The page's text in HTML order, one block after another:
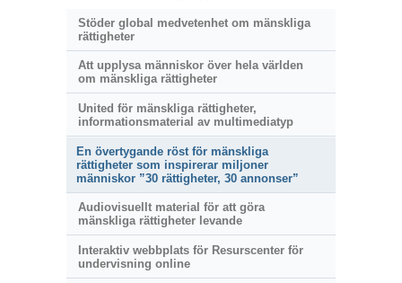
Stöder global medvetenhet om mänskliga
rättigheter
Att upplysa människor över hela världen
om mänskliga rättigheter
United för mänskliga rättigheter,
informationsmaterial av multimediatyp
En övertygande röst för mänskliga
rättigheter som inspirerar miljoner
människor ”30 rättigheter, 30 annonser”
Audiovisuellt material för att göra
mänskliga rättigheter levande
Interaktiv webbplats för Resurscenter för
undervisning online